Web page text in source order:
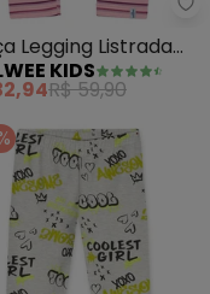
Calça Legging em
Legging Listrada
(Rosa)
KIDS
R$ 59,90